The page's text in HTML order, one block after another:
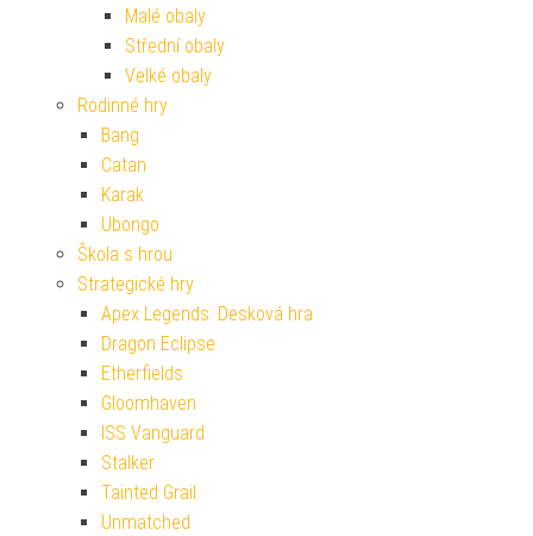
Malé obaly
Střední obaly
Velké obaly
Rodinné hry
Bang
Catan
Karak
Ubongo
Škola s hrou
Strategické hry
Apex Legends: Desková hra
Dragon Eclipse
Etherfields
Gloomhaven
ISS Vanguard
Stalker
Tainted Grail
Unmatched